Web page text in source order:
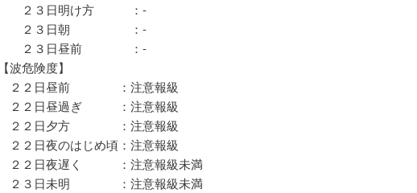
２３日明け方 ：‐
２３日朝 ：‐
２３日昼前 ：‐
【波危険度】
２２日昼前 ：注意報級
２２日昼過ぎ ：注意報級
２２日夕方 ：注意報級
２２日夜のはじめ頃：注意報級
２２日夜遅く ：注意報級未満
２３日未明 ：注意報級未満